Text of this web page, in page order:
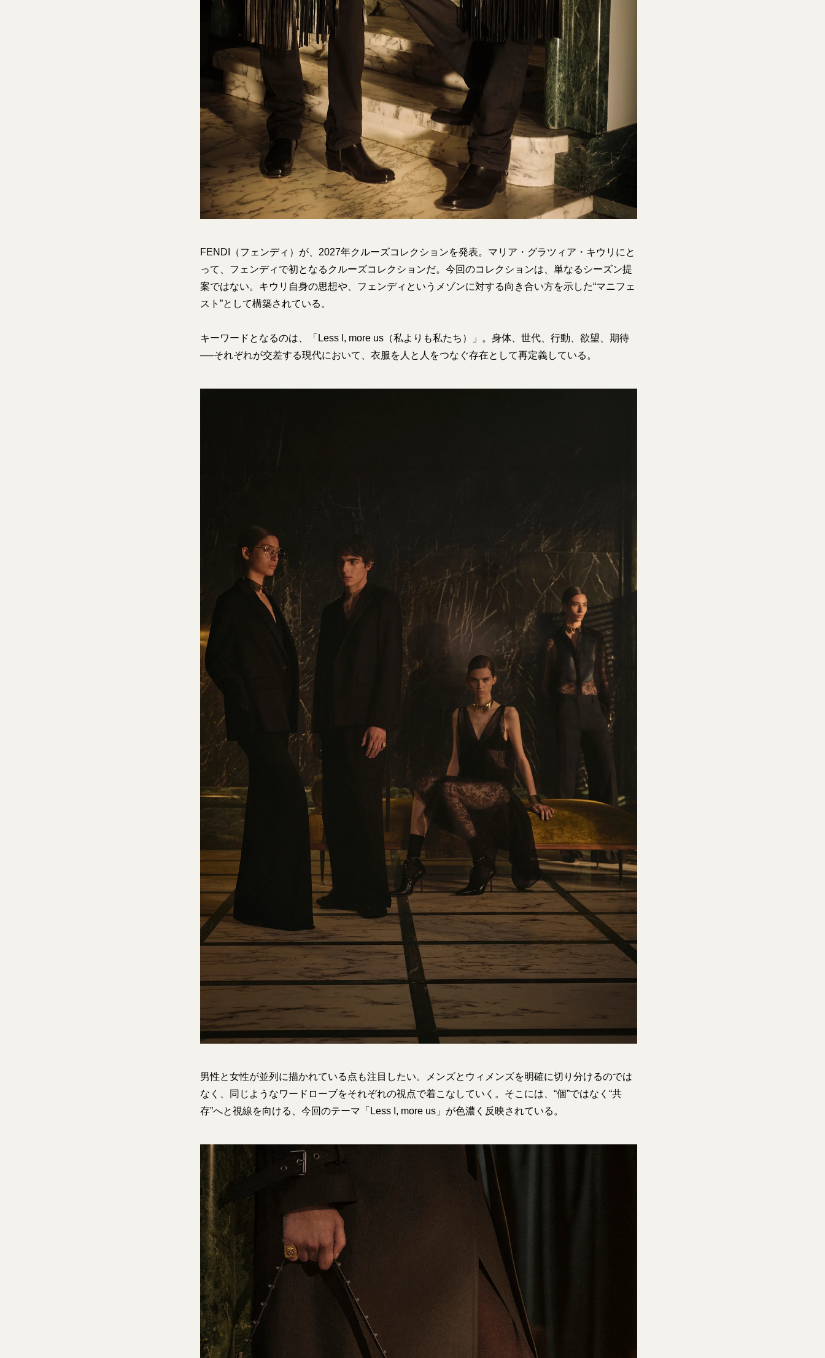
FENDI（フェンディ）が、2027年クルーズコレクションを発表。マリア・グラツィア・キウリにと
って、フェンディで初となるクルーズコレクションだ。今回のコレクションは、単なるシーズン提
案ではない。キウリ自身の思想や、フェンディというメゾンに対する向き合い方を示した“マニフェ
スト”として構築されている。
キーワードとなるのは、「Less I, more us（私よりも私たち）」。身体、世代、行動、欲望、期待
──それぞれが交差する現代において、衣服を人と人をつなぐ存在として再定義している。
男性と女性が並列に描かれている点も注目したい。メンズとウィメンズを明確に切り分けるのでは
なく、同じようなワードローブをそれぞれの視点で着こなしていく。そこには、“個”ではなく“共
存”へと視線を向ける、今回のテーマ「Less I, more us」が色濃く反映されている。